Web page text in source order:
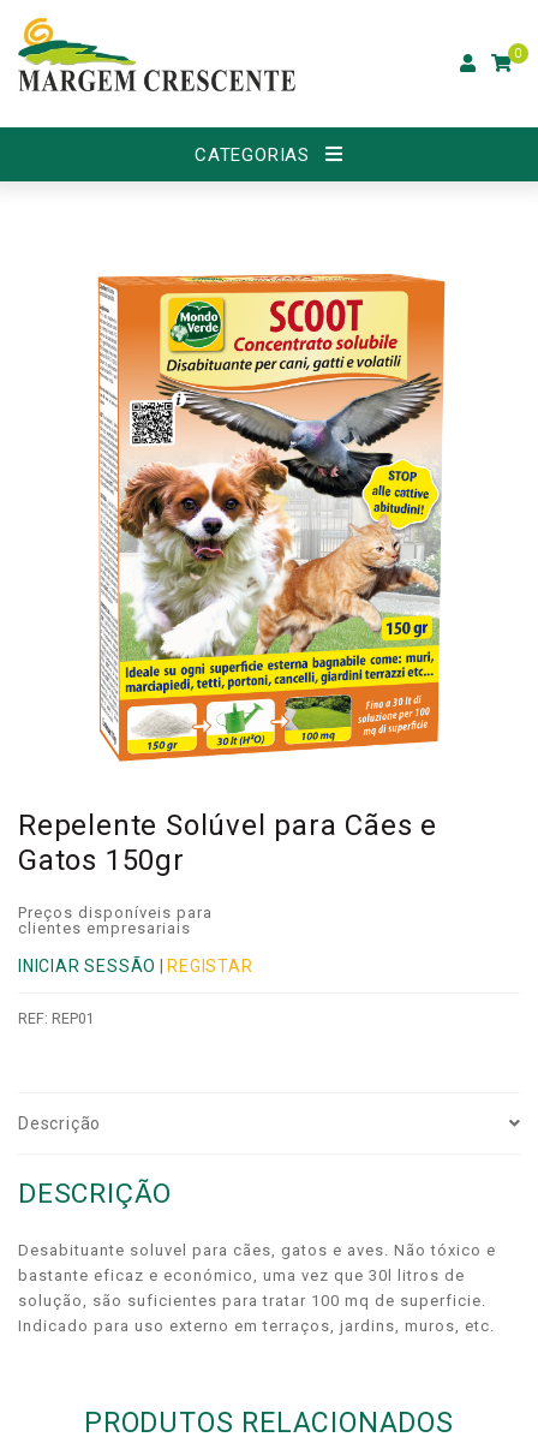
0
CATEGORIAS
Repelente Solúvel para Cães e
Gatos 150gr
Preços disponíveis para
clientes empresariais
INICIAR SESSÃO REGISTAR
REF: REP01
Descrição
DESCRIÇÃO
Desabituante soluvel para cães, gatos e aves. Não tóxico e
bastante eficaz e económico, uma vez que 30l litros de
solução, são suficientes para tratar 100 mq de superficie.
Indicado para uso externo em terraços, jardins, muros, etc.
PRODUTOS RELACIONADOS